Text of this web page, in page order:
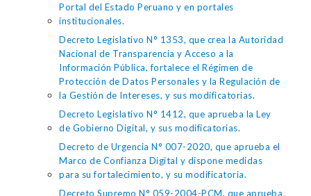
Portal del Estado Peruano y en portales
institucionales.
Decreto Legislativo N° 1353, que crea la Autoridad
Nacional de Transparencia y Acceso a la
Información Pública, fortalece el Régimen de
Protección de Datos Personales y la Regulación de
la Gestión de Intereses, y sus modificatorias.
Decreto Legislativo N° 1412, que aprueba la Ley
de Gobierno Digital, y sus modificatorias.
Decreto de Urgencia N° 007-2020, que aprueba el
Marco de Confianza Digital y dispone medidas
para su fortalecimiento, y su modificatoria.
Decreto Supremo N° 059-2004-PCM, que aprueba